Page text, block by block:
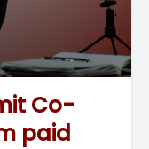
Co-
paid